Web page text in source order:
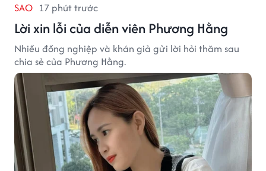
SAO 17 phút trước
Lời xin lỗi của diễn viên Phương Hằng
Nhiều đồng nghiệp và khán giả gửi lời hỏi thăm sau
chia sẻ của Phương Hằng.